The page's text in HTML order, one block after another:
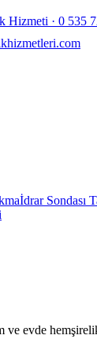
Hizmeti · 0 535
İdrar Sondası
ve evde